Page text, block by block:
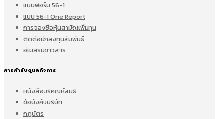
แบบฟอร์ม 56-1
แบบ 56-1 One Report
การจองซื้อหุ้นสามัญเพิ่มทุน
ติดต่อนักลงทุนสัมพันธ์
อีเมล์รับข่าวสาร
การกำกับดูแลกิจการ
หนังสือบริคณห์สนธิ
ข้อบังคับบริษัท
กฎบัตร